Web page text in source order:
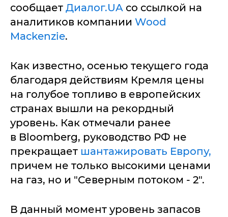
сообщает Диалог.UA со ссылкой на
аналитиков компании Wood
Mackenzie.
Как известно, осенью текущего года
благодаря действиям Кремля цены
на голубое топливо в европейских
странах вышли на рекордный
уровень. Как отмечали ранее
в Bloomberg, руководство РФ не
прекращает шантажировать Европу,
причем не только высокими ценами
на газ, но и "Северным потоком - 2".
В данный момент уровень запасов